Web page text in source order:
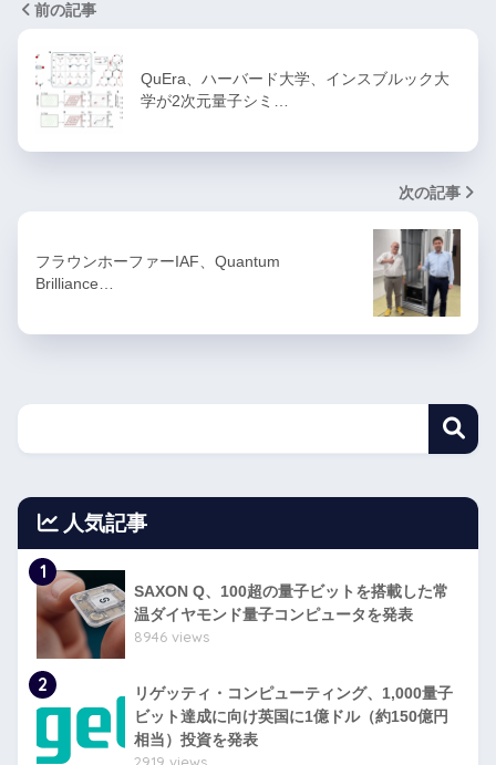
前の記事
QuEra、ハーバード大学、インスブルック大
学が2次元量子シミ…
次の記事
フラウンホーファーIAF、Quantum
Brilliance…
人気記事
1
SAXON Q、100超の量子ビットを搭載した常
温ダイヤモンド量子コンピュータを発表
8946 views
2
リゲッティ・コンピューティング、1,000量子
ビット達成に向け英国に1億ドル（約150億円
相当）投資を発表